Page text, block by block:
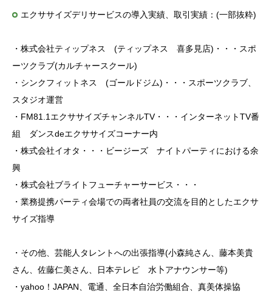
エクササイズデリサービスの導入実績、取引実績：(一部抜粋)
・株式会社ティップネス (ティップネス 喜多見店)・・・スポ
ーツクラブ(カルチャースクール)
・シンクフィットネス (ゴールドジム)・・・スポーツクラブ、
スタジオ運営
・FM81.1エクササイズチャンネルTV・・・インターネットTV番
組 ダンスdeエクササイズコーナー内
・株式会社イオタ・・・ビージーズ ナイトパーティにおける余
興
・株式会社ブライトフューチャーサービス・・・
・業務提携パーティ会場での両者社員の交流を目的としたエクサ
サイズ指導
・その他、芸能人タレントへの出張指導(小森純さん、藤本美貴
さん、佐藤仁美さん、日本テレビ 水卜アナウンサー等)
・yahoo！JAPAN、電通、全日本自治労働組合、真美体操協